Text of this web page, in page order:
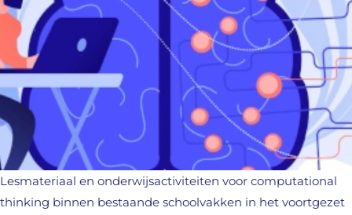
Lesmateriaal en onderwijsactiviteiten voor computational
thinking binnen bestaande schoolvakken in het voortgezet